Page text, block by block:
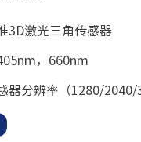
3D激光三角传感器
nm， 660nm
器分辨率（1280/2040/